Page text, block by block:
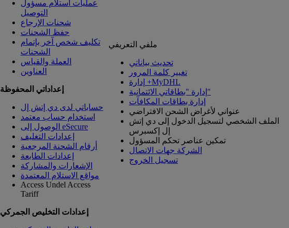
عمليات استلام مسؤول
التوصيل
شحنات الإرجاع
حفظ الشحنات
تكليف شخص آخر بإتمام
الشحنات
العملة والقياس
العناوين
إعداداتي المحفوظة
حساباتي لدى دي إتش إل
استخدام حساب معتمد
الوصول إلى eSecure
إعدادات التغليف
أرقام الشحنة المرجعية
إعدادات الطابعة
الإشعارات والمشاركة
مواقع الاستلام المعتمدة
Access Undel Access
Tariff
إعدادات التخليص الجمركي
ملفي التعريفي
تحديث بياناتي
تغيير كلمة المرور
إدارة +MyDHL
إدارة "بطاقاتي الائتمانية"
إدارة بطاقات المكافآت
عنواني لأغراض الشحن الافتراضي
الملف الشخصي لتسجيل الدخول إلى دي إتش
إل إكسبرس
تمكين عناصر تحكم المسؤول
الشركة جهات الاتصال
تسجيل الخروج